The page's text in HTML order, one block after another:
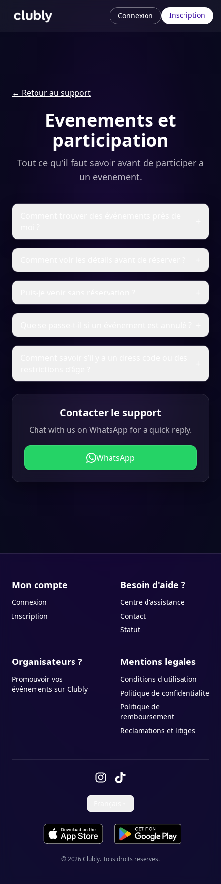
Connexion Inscription
← Retour au support
Evenements et
participation
Tout ce qu'il faut savoir avant de participer a
un evenement.
Contacter le support
Chat with us on WhatsApp for a quick reply.
WhatsApp
Mon compte
Connexion
Inscription
Besoin d'aide ?
Centre d'assistance
Contact
Statut
Organisateurs ?
Promouvoir vos
événements sur Clubly
Mentions legales
Conditions d'utilisation
Politique de confidentialite
Politique de
remboursement
Reclamations et litiges
Telecharger sur l'App StoreDisponible sur Google Play
©2026Clubly.Tous droits reserves.